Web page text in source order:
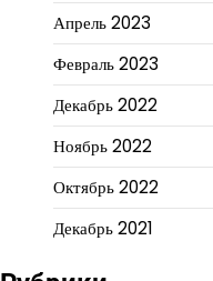
Апрель 2023
Февраль 2023
Декабрь 2022
Ноябрь 2022
Октябрь 2022
Декабрь 2021